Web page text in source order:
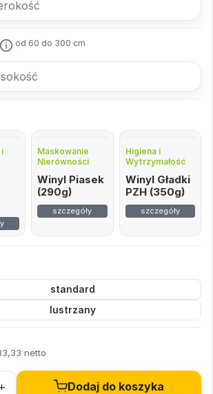
od 60 do 300 cm
i
Maskowanie
Nierówności
Winyl Piasek
(290g)
szczegóły
Higiena i
Wytrzymałość
Winyl Gładki
PZH (350g)
szczegóły
standard
lustrzany
netto
+ Dodaj do koszyka